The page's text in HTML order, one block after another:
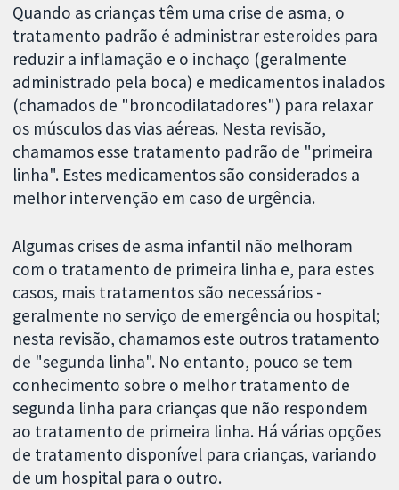
Quando as crianças têm uma crise de asma, o
tratamento padrão é administrar esteroides para
reduzir a inflamação e o inchaço (geralmente
administrado pela boca) e medicamentos inalados
(chamados de "broncodilatadores") para relaxar
os músculos das vias aéreas. Nesta revisão,
chamamos esse tratamento padrão de "primeira
linha". Estes medicamentos são considerados a
melhor intervenção em caso de urgência.
Algumas crises de asma infantil não melhoram
com o tratamento de primeira linha e, para estes
casos, mais tratamentos são necessários -
geralmente no serviço de emergência ou hospital;
nesta revisão, chamamos este outros tratamento
de "segunda linha". No entanto, pouco se tem
conhecimento sobre o melhor tratamento de
segunda linha para crianças que não respondem
ao tratamento de primeira linha. Há várias opções
de tratamento disponível para crianças, variando
de um hospital para o outro.